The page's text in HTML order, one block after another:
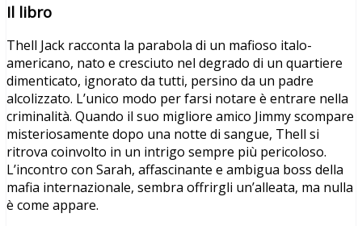
Il libro
Thell Jack racconta la parabola di un mafioso italo-
americano, nato e cresciuto nel degrado di un quartiere
dimenticato, ignorato da tutti, persino da un padre
alcolizzato. L’unico modo per farsi notare è entrare nella
criminalità. Quando il suo migliore amico Jimmy scompare
misteriosamente dopo una notte di sangue, Thell si
ritrova coinvolto in un intrigo sempre più pericoloso.
L’incontro con Sarah, affascinante e ambigua boss della
mafia internazionale, sembra offrirgli un’alleata, ma nulla
è come appare.